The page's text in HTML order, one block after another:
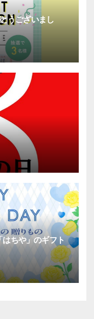
うございまし
ちや」のギフト